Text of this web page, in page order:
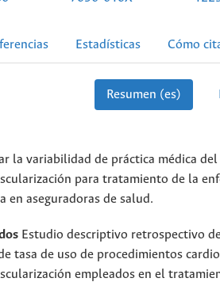
Estadísticas Cómo
Resumen (es)
la variabilidad de práctica médica del
para tratamiento de la
en aseguradoras de salud.
Estudio descriptivo retrospectivo
tasa de uso de procedimientos
empleados en el